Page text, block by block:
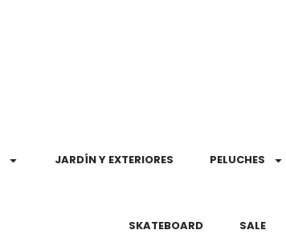
JARDÍN Y EXTERIORES PELUCHES
SKATEBOARD SALE